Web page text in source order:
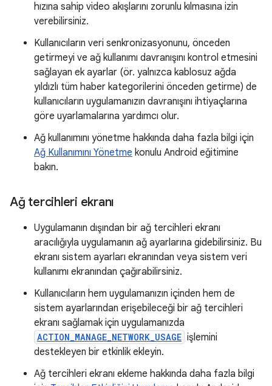
hızına sahip video akışlarını zorunlu kılmasına izin
verebilirsiniz.
Kullanıcıların veri senkronizasyonunu, önceden
getirmeyi ve ağ kullanımı davranışını kontrol etmesini
sağlayan ek ayarlar (ör. yalnızca kablosuz ağda
yıldızlı tüm haber kategorilerini önceden getirme) de
kullanıcıların uygulamanızın davranışını ihtiyaçlarına
göre uyarlamalarına yardımcı olur.
Ağ kullanımını yönetme hakkında daha fazla bilgi için
Ağ Kullanımını Yönetme konulu Android eğitimine
bakın.
Ağ tercihleri ekranı
Uygulamanın dışından bir ağ tercihleri ekranı
aracılığıyla uygulamanın ağ ayarlarına gidebilirsiniz. Bu
ekranı sistem ayarları ekranından veya sistem veri
kullanımı ekranından çağırabilirsiniz.
Kullanıcıların hem uygulamanızın içinden hem de
sistem ayarlarından erişebileceği bir ağ tercihleri
ekranı sağlamak için uygulamanızda
ACTION_MANAGE_NETWORK_USAGE işlemini
destekleyen bir etkinlik ekleyin.
Ağ tercihleri ekranı ekleme hakkında daha fazla bilgi